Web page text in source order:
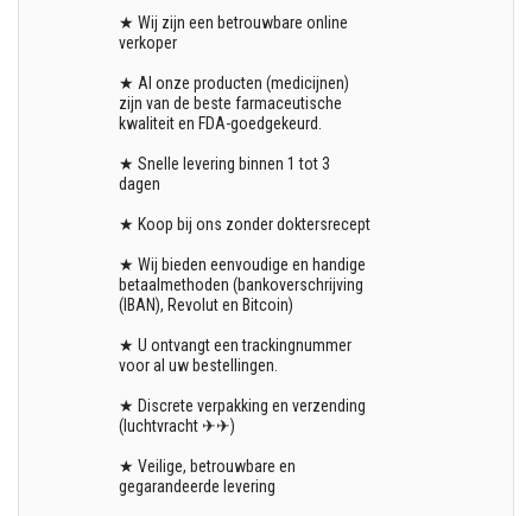
★ Wij zijn een betrouwbare online
verkoper
★ Al onze producten (medicijnen)
zijn van de beste farmaceutische
kwaliteit en FDA-goedgekeurd.
★ Snelle levering binnen 1 tot 3
dagen
★ Koop bij ons zonder doktersrecept
★ Wij bieden eenvoudige en handige
betaalmethoden (bankoverschrijving
(IBAN), Revolut en Bitcoin)
★ U ontvangt een trackingnummer
voor al uw bestellingen.
★ Discrete verpakking en verzending
(luchtvracht ✈✈)
★ Veilige, betrouwbare en
gegarandeerde levering